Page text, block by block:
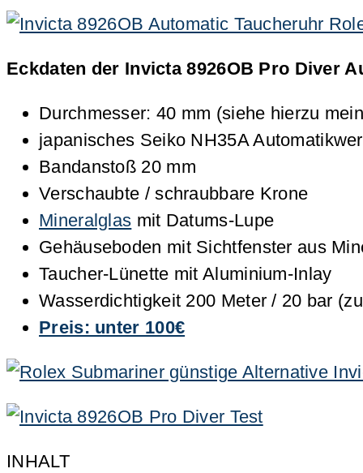
Eckdaten der Invicta 8926OB Pro Diver
Durchmesser: 40 mm (siehe hierzu
japanisches Seiko NH35A
Bandanstoß 20 mm
Verschaubte / schraubbare Krone
Mineralglas mit Datums-Lupe
Gehäuseboden mit Sichtfenster aus
Taucher-Lünette mit Aluminium-Inlay
Wasserdichtigkeit 200 Meter / 20 bar
Preis: unter 100€
INHALT